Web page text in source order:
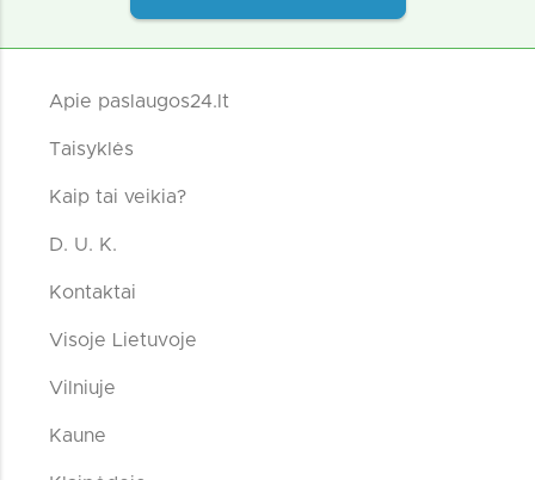
Apie paslaugos24.lt
Taisyklės
Kaip tai veikia?
D. U. K.
Kontaktai
Visoje Lietuvoje
Vilniuje
Kaune